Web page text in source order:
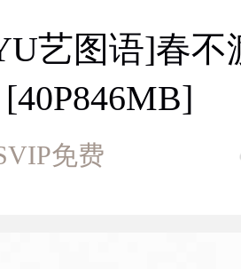
艺图语]春不
免费